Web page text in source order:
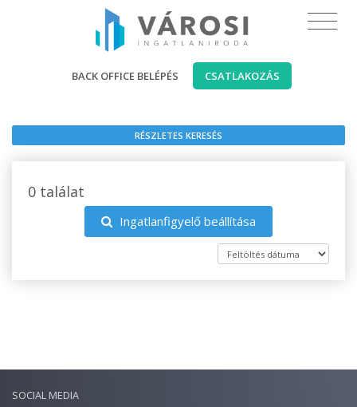
BACK OFFICE BELÉPÉS CSATLAKOZÁS
RÉSZLETES KERESÉS
0 találat
Ingatlanfigyelő beállítása
SOCIAL MEDIA